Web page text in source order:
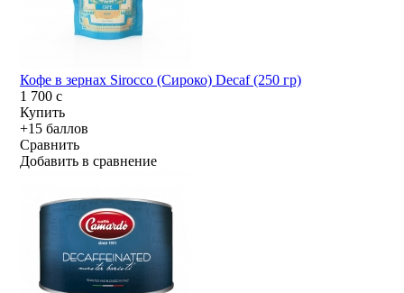
Кофе в зернах Sirocco (Сироко) Decaf (250 гр)
1 700c
Купить
+15 баллов
Сравнить
Добавить в сравнение